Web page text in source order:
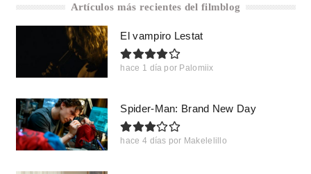
Artículos más recientes del filmblog
El vampiro Lestat
hace 1 día por Palomiix
Spider-Man: Brand New Day
hace 4 días por Makelelillo